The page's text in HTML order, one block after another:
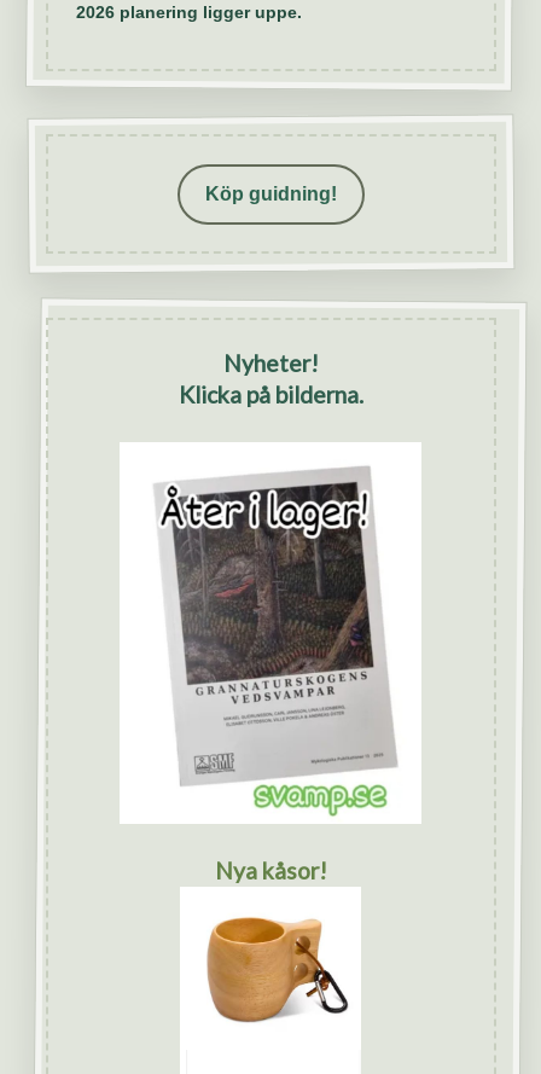
2026 planering ligger uppe.
Köp guidning!
Nyheter!
Klicka på bilderna.
Nya kåsor!